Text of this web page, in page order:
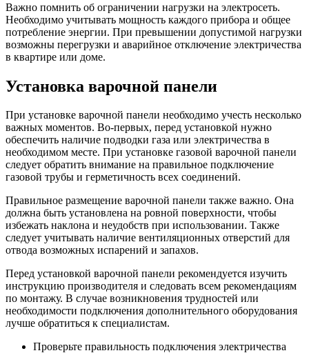
Важно помнить об ограничении нагрузки на электросеть.
Необходимо учитывать мощность каждого прибора и общее
потребление энергии. При превышении допустимой нагрузки
возможны перегрузки и аварийное отключение электричества
в квартире или доме.
Установка варочной панели
При установке варочной панели необходимо учесть несколько
важных моментов. Во-первых, перед установкой нужно
обеспечить наличие подводки газа или электричества в
необходимом месте. При установке газовой варочной панели
следует обратить внимание на правильное подключение
газовой трубы и герметичность всех соединений.
Правильное размещение варочной панели также важно. Она
должна быть установлена на ровной поверхности, чтобы
избежать наклона и неудобств при использовании. Также
следует учитывать наличие вентиляционных отверстий для
отвода возможных испарений и запахов.
Перед установкой варочной панели рекомендуется изучить
инструкцию производителя и следовать всем рекомендациям
по монтажу. В случае возникновения трудностей или
необходимости подключения дополнительного оборудования
лучше обратиться к специалистам.
Проверьте правильность подключения электричества